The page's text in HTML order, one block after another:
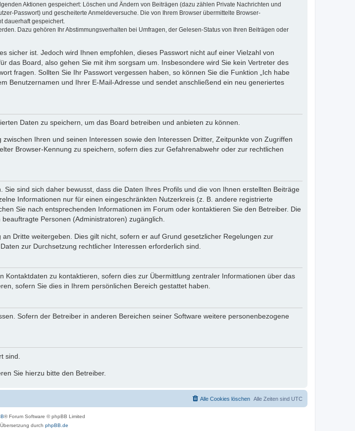
Aktionen gespeichert: Löschen und Ändern von Beiträgen (dazu zählen Private Nachrichten und
Passwort) und gescheiterte Anmeldeversuche. Die von Ihrem Browser übermittelte Browser-
dauerhaft gespeichert.
Dazu gehören Ihr Abstimmungsverhalten bei Umfragen, der Gelesen-Status von Ihren Beiträgen oder
sicher ist. Jedoch wird Ihnen empfohlen, dieses Passwort nicht auf einer Vielzahl von
das Board, also gehen Sie mit ihm sorgsam um. Insbesondere wird Sie kein Vertreter des
fragen. Sollten Sie Ihr Passwort vergessen haben, so können Sie die Funktion „Ich habe
Benutzernamen und Ihrer E-Mail-Adresse und sendet anschließend ein neu generiertes
Daten zu speichern, um das Board betreiben und anbieten zu können.
Ihren und seinen Interessen sowie den Interessen Dritter, Zeitpunkte von Zugriffen
Browser-Kennung zu speichern, sofern dies zur Gefahrenabwehr oder zur rechtlichen
sind sich daher bewusst, dass die Daten Ihres Profils und die von Ihnen erstellten Beiträge
Informationen nur für einen eingeschränkten Nutzerkreis (z. B. andere registrierte
Sie nach entsprechenden Informationen im Forum oder kontaktieren Sie den Betreiber. Die
Personen (Administratoren) zugänglich.
Dritte weitergeben. Dies gilt nicht, sofern er auf Grund gesetzlicher Regelungen zur
zur Durchsetzung rechtlicher Interessen erforderlich sind.
zu kontaktieren, sofern dies zur Übermittlung zentraler Informationen über das
sofern Sie dies in Ihrem persönlichen Bereich gestattet haben.
Sofern der Betreiber in anderen Bereichen seiner Software weitere personenbezogene
sind.
Sie hierzu bitte den Betreiber.
Alle Zeiten sind UTC
Alle Cookies löschen
® Forum Software © phpBB Limited
durch phpBB.de